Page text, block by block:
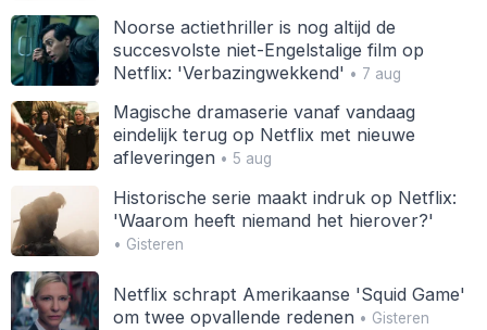
Noorse actiethriller is nog altijd de
succesvolste niet-Engelstalige film op
Netflix: 'Verbazingwekkend' • 7 aug
Magische dramaserie vanaf vandaag
eindelijk terug op Netflix met nieuwe
afleveringen• 5 aug
Historische serie maakt indruk op Netflix:
'Waarom heeft niemand het hierover?'
• Gisteren
Netflix schrapt Amerikaanse 'Squid Game'
om twee opvallende redenen• Gisteren